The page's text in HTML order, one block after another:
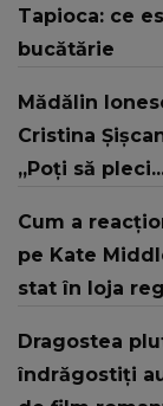
Tapioca: ce
bucătărie
Mădălin
Cristina
„Poți să
Cum a
pe Kate
stat în loja
Dragostea
îndrăgostiți